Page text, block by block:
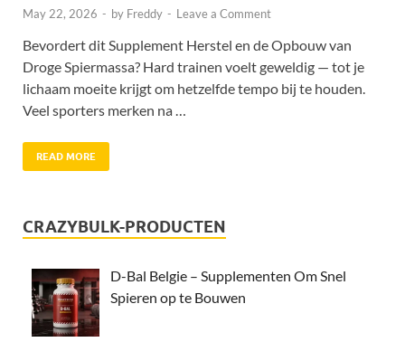
May 22, 2026 - by Freddy - Leave a Comment
Bevordert dit Supplement Herstel en de Opbouw van
Droge Spiermassa? Hard trainen voelt geweldig — tot je
lichaam moeite krijgt om hetzelfde tempo bij te houden.
Veel sporters merken na …
READ MORE
CRAZYBULK-PRODUCTEN
D-Bal Belgie – Supplementen Om Snel
Spieren op te Bouwen